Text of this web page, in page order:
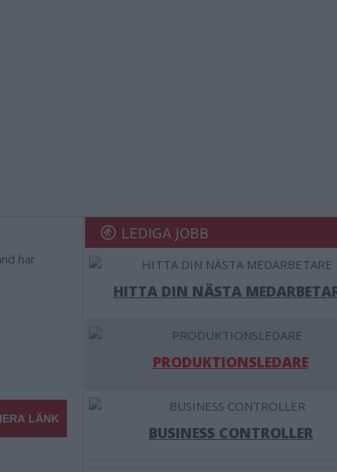
har
LÄNK
LEDIGA JOBB
HITTA DIN NÄSTA
PRODUKTIONSLEDARE
BUSINESS CONTROLLER